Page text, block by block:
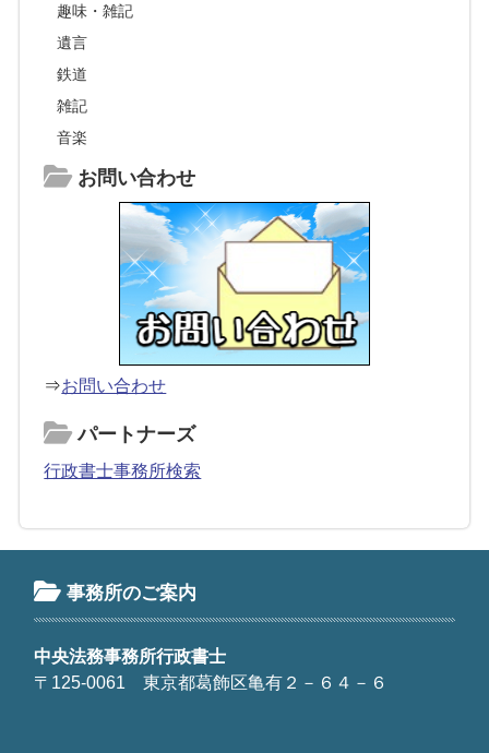
趣味・雑記
遺言
鉄道
雑記
音楽
お問い合わせ
⇒お問い合わせ
パートナーズ
行政書士事務所検索
事務所のご案内
中央法務事務所行政書士
〒125-0061 東京都葛飾区亀有２－６４－６